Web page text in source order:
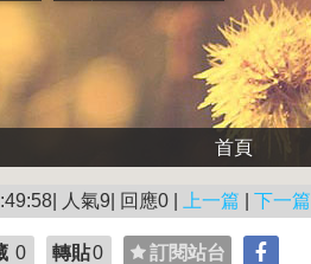
首頁
人氣9| 回應0 | 上一篇 下一篇
0 轉貼0 訂閱站台